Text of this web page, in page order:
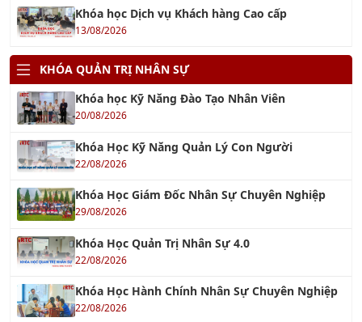
Khóa học Dịch vụ Khách hàng Cao cấp
13/08/2026
KHÓA QUẢN TRỊ NHÂN SỰ
Khóa học Kỹ Năng Đào Tạo Nhân Viên
20/08/2026
Khóa Học Kỹ Năng Quản Lý Con Người
22/08/2026
Khóa Học Giám Đốc Nhân Sự Chuyên Nghiệp
29/08/2026
Khóa Học Quản Trị Nhân Sự 4.0
22/08/2026
Khóa Học Hành Chính Nhân Sự Chuyên Nghiệp
22/08/2026